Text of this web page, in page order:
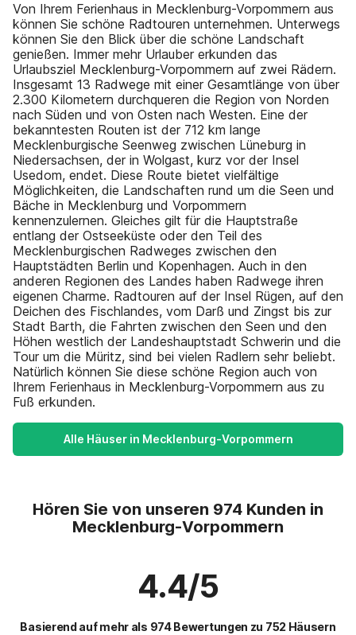
Von Ihrem Ferienhaus in Mecklenburg-Vorpommern aus
können Sie schöne Radtouren unternehmen. Unterwegs
können Sie den Blick über die schöne Landschaft
genießen. Immer mehr Urlauber erkunden das
Urlaubsziel Mecklenburg-Vorpommern auf zwei Rädern.
Insgesamt 13 Radwege mit einer Gesamtlänge von über
2.300 Kilometern durchqueren die Region von Norden
nach Süden und von Osten nach Westen. Eine der
bekanntesten Routen ist der 712 km lange
Mecklenburgische Seenweg zwischen Lüneburg in
Niedersachsen, der in Wolgast, kurz vor der Insel
Usedom, endet. Diese Route bietet vielfältige
Möglichkeiten, die Landschaften rund um die Seen und
Bäche in Mecklenburg und Vorpommern
kennenzulernen. Gleiches gilt für die Hauptstraße
entlang der Ostseeküste oder den Teil des
Mecklenburgischen Radweges zwischen den
Hauptstädten Berlin und Kopenhagen. Auch in den
anderen Regionen des Landes haben Radwege ihren
eigenen Charme. Radtouren auf der Insel Rügen, auf den
Deichen des Fischlandes, vom Darß und Zingst bis zur
Stadt Barth, die Fahrten zwischen den Seen und den
Höhen westlich der Landeshauptstadt Schwerin und die
Tour um die Müritz, sind bei vielen Radlern sehr beliebt.
Natürlich können Sie diese schöne Region auch von
Ihrem Ferienhaus in Mecklenburg-Vorpommern aus zu
Fuß erkunden.
Alle Häuser in Mecklenburg-Vorpommern
Hören Sie von unseren 974 Kunden in
Mecklenburg-Vorpommern
4.4/5
Basierend auf mehr als 974 Bewertungen zu 752 Häusern